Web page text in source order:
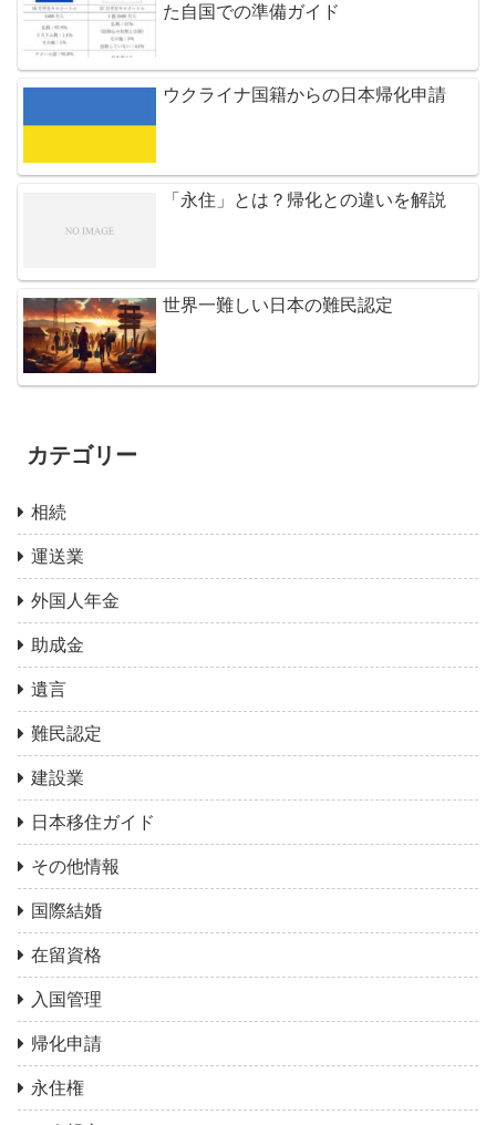
た自国での準備ガイド
ウクライナ国籍からの日本帰化申請
「永住」とは？帰化との違いを解説
世界一難しい日本の難民認定
カテゴリー
相続
運送業
外国人年金
助成金
遺言
難民認定
建設業
日本移住ガイド
その他情報
国際結婚
在留資格
入国管理
帰化申請
永住権